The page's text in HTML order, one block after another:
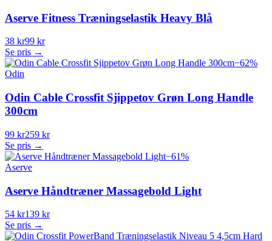
Aserve Fitness Træningselastik Heavy Blå
38 kr99 kr
Se pris →
−62%
Odin
Odin Cable Crossfit Sjippetov Grøn Long Handle
300cm
99 kr259 kr
Se pris →
−61%
Aserve
Aserve Håndtræner Massagebold Light
54 kr139 kr
Se pris →